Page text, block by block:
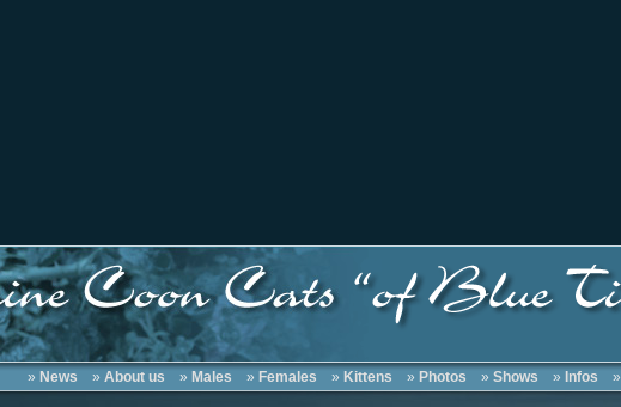
» News » About us » Males » Females » Kittens » Photos » Shows » Infos »